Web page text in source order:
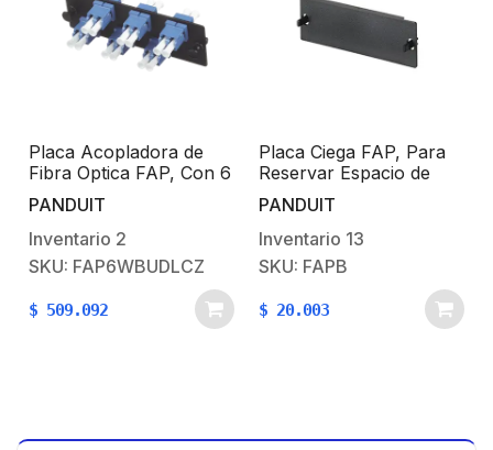
Placa Acopladora de
Fibra Optica FAP, Con 6
Conectores LC Duplex
(12 Fibras), Para Fibra
Monomodo OS1/OS2,
Color Azul
PANDUIT
Inventario 2
SKU: FAP6WBUDLCZ
$ 509.092
Placa Ciega FAP, Para
Reservar Espacio de
Uso Futuro en Paneles
de Fibra Óptica, Color
Negro
PANDUIT
Inventario 13
SKU: FAPB
$ 20.003